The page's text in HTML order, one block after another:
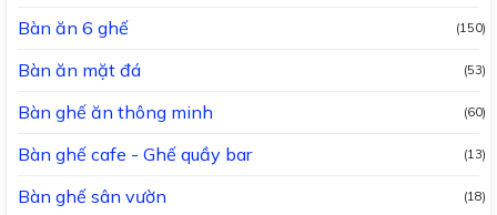
Bàn ăn 6 ghế (150)
Bàn ăn mặt đá (53)
Bàn ghế ăn thông minh (60)
Bàn ghế cafe - Ghế quầy bar (13)
Bàn ghế sân vườn (18)